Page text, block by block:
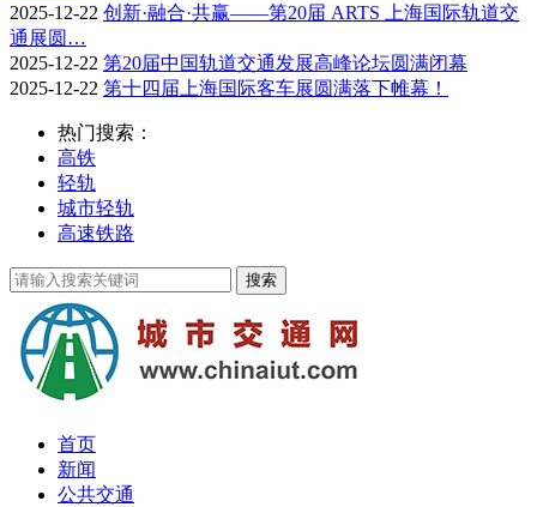
2025-12-22 创新·融合·共赢——第20届 ARTS 上海国际轨道交
通展圆…
2025-12-22 第20届中国轨道交通发展高峰论坛圆满闭幕
2025-12-22 第十四届上海国际客车展圆满落下帷幕！
热门搜索：
高铁
轻轨
城市轻轨
高速铁路
首页
新闻
公共交通